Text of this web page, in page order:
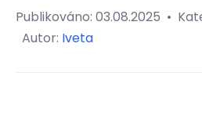
Publikováno: 03.08.2025 •
Autor: Iveta